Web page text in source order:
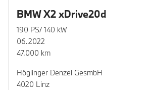
BMW X2 xDrive20d
190 PS/ 140 kW
06.2022
47.000 km
Höglinger Denzel GesmbH
4020 Linz